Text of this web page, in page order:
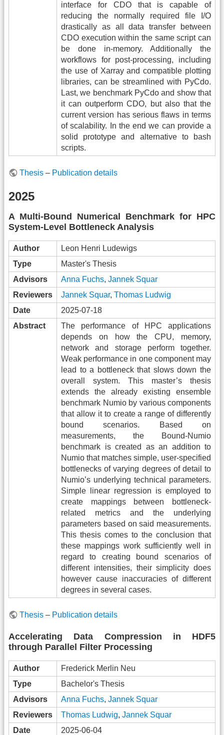
interface for CDO that is capable of
reducing the normally required file I/O
drastically as all data transfer between
CDO execution within the same script can
be done in-memory. Additionally the
workflows for post-processing, including
the use of Xarray and compatible plotting
libraries, can be streamlined with PyCdo.
Last, we benchmark PyCdo and show that
it can outperform CDO, but also that the
current version has serious flaws in terms
of scalability. In the end we can provide a
solid prototype and alternative to bash
scripts.
Thesis – Publication details
2025
A Multi-Bound Numerical Benchmark for HPC
System-Level Bottleneck Analysis
Author
Leon Henri Ludewigs
Type
Master's Thesis
Advisors
Anna Fuchs, Jannek Squar
Reviewers
Jannek Squar, Thomas Ludwig
Date
2025-07-18
Abstract
The performance of HPC applications
depends on how the CPU, memory,
network and storage perform together.
Weak performance in one component may
lead to a bottleneck that slows down the
overall system. This master’s thesis
extends the already existing ensemble
benchmark Numio by various components
that allow it to create a range of differently
bound scenarios. Based on
measurements, the Bound-Numio
benchmark is created as an addition to
Numio that matches simple, user-specified
bottlenecks of varying degrees of detail to
Numio’s underlying technical parameters.
Simple linear regression is employed to
create mappings between bottleneck-
related metrics and the underlying
parameters based on said measurements.
This thesis comes to the conclusion that
these mappings work sufficiently well in
regard to creating bound scenarios of
different intensities, their simplicity does
however cause inaccuracies of different
degrees in several cases.
Thesis – Publication details
Accelerating Data Compression in HDF5
through Parallel Filter Processing
Author
Frederick Merlin Neu
Type
Bachelor's Thesis
Advisors
Anna Fuchs, Jannek Squar
Reviewers
Thomas Ludwig, Jannek Squar
Date
2025-06-04